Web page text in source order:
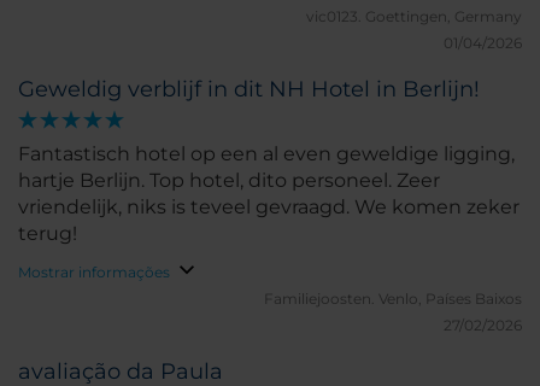
avaliação da Paula
vic0123. Goettingen, Germany
01/04/2026
Geweldig verblijf in dit NH Hotel in Berlijn!
Fantastisch hotel op een al even geweldige ligging,
hartje Berlijn. Top hotel, dito personeel. Zeer
vriendelijk, niks is teveel gevraagd. We komen zeker
terug!
Mostrar informações
Familiejoosten. Venlo, Países Baixos
27/02/2026